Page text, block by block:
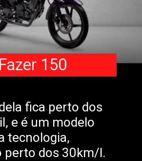
fica perto dos
e é um modelo
tecnologia,
perto dos 30km/l.
Fazer 150